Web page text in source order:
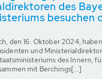
des
besuchen
den 16. Oktober 2024,
und
des Innern,
mit Berchings[...]